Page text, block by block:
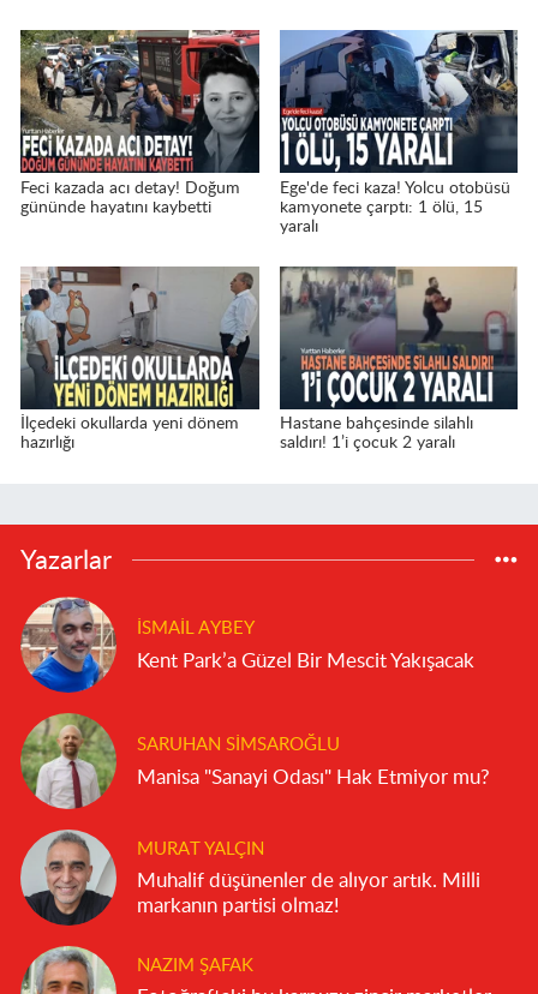
Feci kazada acı detay! Doğum
gününde hayatını kaybetti
Ege'de feci kaza! Yolcu otobüsü
kamyonete çarptı: 1 ölü, 15
yaralı
İlçedeki okullarda yeni dönem
hazırlığı
Hastane bahçesinde silahlı
saldırı! 1’i çocuk 2 yaralı
Yazarlar
İSMAIL AYBEY
Kent Park’a Güzel Bir Mescit Yakışacak
SARUHAN SIMSAROĞLU
Manisa "Sanayi Odası" Hak Etmiyor mu?
MURAT YALÇIN
Muhalif düşünenler de alıyor artık. Milli
markanın partisi olmaz!
NAZIM ŞAFAK